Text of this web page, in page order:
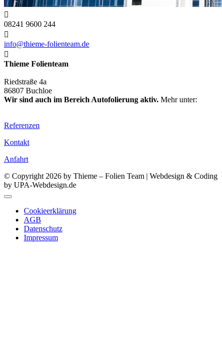

08241 9600 244

info@thieme-folienteam.de

Thieme Folienteam
Riedstraße 4a
86807 Buchloe
Wir sind auch im Bereich Autofolierung aktiv. Mehr unter:
Referenzen
Kontakt
Anfahrt
© Copyright 2026 by Thieme – Folien Team | Webdesign & Coding
by UPA-Webdesign.de
Cookieerklärung
AGB
Datenschutz
Impressum